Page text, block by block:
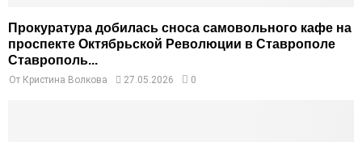
Прокуратура добилась сноса самовольного кафе на
проспекте Октябрьской Революции в Ставрополе
Ставрополь...
От Кристина Волкова 27.05.2026 0